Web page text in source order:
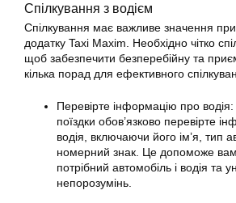
Спілкування з водієм
Спілкування має важливе значення при
додатку Taxi Maxim. Необхідно чітко
щоб забезпечити безперебійну та
кілька порад для ефективного
Перевірте інформацію про
поїздки обов’язково перевірте
водія, включаючи його ім’я, тип
номерний знак. Це допоможе вам
потрібний автомобіль і водія та
непорозумінь.